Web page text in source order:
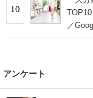
10
／
アンケート